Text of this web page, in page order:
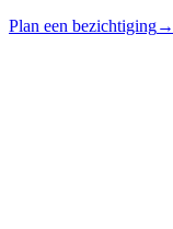
Plan een bezichtiging→